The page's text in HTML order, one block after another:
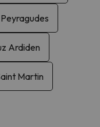
Peyragudes
Ardiden
Martin